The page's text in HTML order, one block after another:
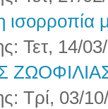
ισορροπία
Τετ, 14/
Τρί, 03/